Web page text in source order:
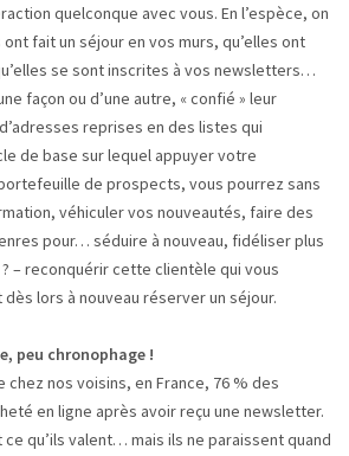
quelconque avec vous. En l’espèce, on
fait un séjour en vos murs, qu’elles ont
se sont inscrites à vos newsletters…
façon ou d’une autre, « confié » leur
reprises en des listes qui
de base sur lequel appuyer votre
de prospects, vous pourrez sans
véhiculer vos nouveautés, faire des
pour… séduire à nouveau, fidéliser plus
– reconquérir cette clientèle qui vous
lors à nouveau réserver un séjour.
peu chronophage !
chez nos voisins, en France, 76 % des
en ligne après avoir reçu une newsletter.
qu’ils valent… mais ils ne paraissent quand